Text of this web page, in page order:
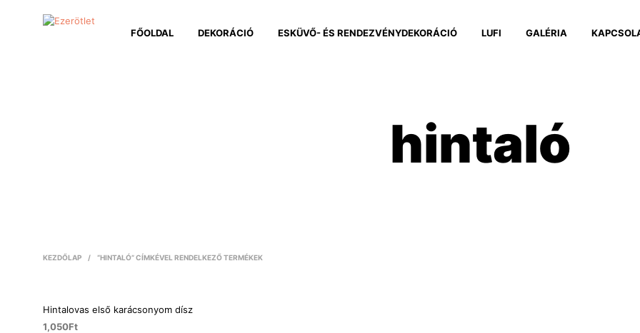
FŐOLDAL DEKORÁCIÓ ESKÜVŐ- ÉS RENDEZVÉNYDEKORÁCIÓ LUFI GALÉRIA
hintaló
KEZDŐLAP / “HINTALÓ” CÍMKÉVEL RENDELKEZŐ TERMÉKEK
Hintalovas első karácsonyom dísz
1,050Ft